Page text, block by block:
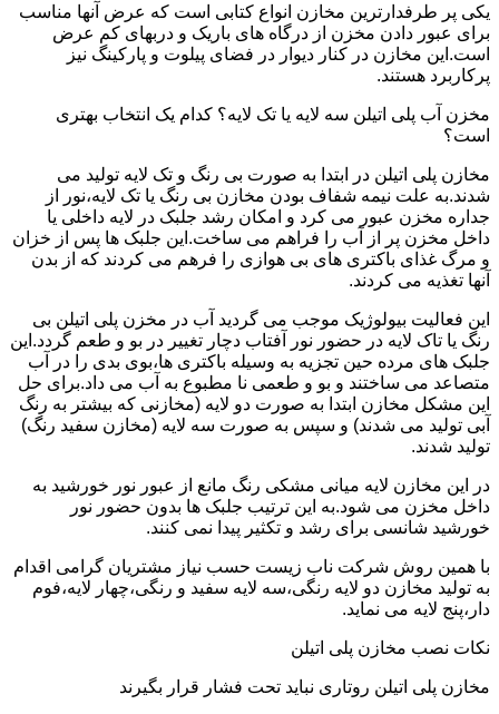
یکی پر طرفدارترین مخازن انواع کتابی است که عرض آنها مناسب
برای عبور دادن مخزن از درگاه های باریک و دربهای کم عرض
است.این مخازن در کنار دیوار در فضای پیلوت و پارکینگ نیز
پرکاربرد هستند.
مخزن آب پلی اتیلن سه لایه یا تک لایه؟ کدام یک انتخاب بهتری
است؟
مخازن پلی اتیلن در ابتدا به صورت بی رنگ و تک لایه تولید می
شدند.به علت نیمه شفاف بودن مخازن بی رنگ یا تک لایه،نور از
جداره مخزن عبور می کرد و امکان رشد جلبک در لایه داخلی یا
داخل مخزن پر از آب را فراهم می ساخت.این جلبک ها پس از خزان
و مرگ غذای باکتری های بی هوازی را فرهم می کردند که از بدن
آنها تغذیه می کردند.
این فعالیت بیولوژیک موجب می گردید آب در مخزن پلی اتیلن بی
رنگ یا تاک لایه در حضور نور آفتاب دچار تغییر در بو و طعم گردد.این
جلبک های مرده حین تجزیه به وسیله باکتری ها،بوی بدی را در آب
متصاعد می ساختند و بو و طعمی نا مطبوع به آب می داد.برای حل
این مشکل مخازن ابتدا به صورت دو لایه (مخازنی که بیشتر به رنگ
آبی تولید می شدند) و سپس به صورت سه لایه (مخازن سفید رنگ)
تولید شدند.
در این مخازن لایه میانی مشکی رنگ مانع از عبور نور خورشید به
داخل مخزن می شود.به این ترتیب جلبک ها بدون حضور نور
خورشید شانسی برای رشد و تکثیر پیدا نمی کنند.
با همین روش شرکت ناب زیست حسب نیاز مشتریان گرامی اقدام
به تولید مخازن دو لایه رنگی،سه لایه سفید و رنگی،چهار لایه،فوم
دار،پنج لایه می نماید.
نکات نصب مخازن پلی اتیلن
مخازن پلی اتیلن روتاری نباید تحت فشار قرار بگیرند